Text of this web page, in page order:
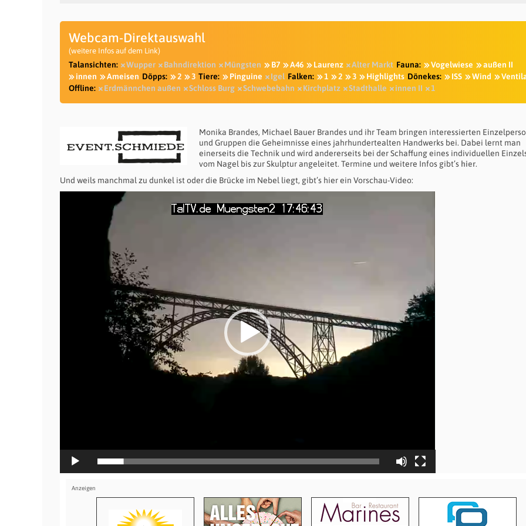
Webcam-Direktauswahl
(weitere Infos auf dem Link)
Talansichten: Wupper Bahndirektion Müngsten B7 A46 Laurenz Alter Markt Fauna: Vogelwiese
außen II
innen
Ameisen Döpps: 2 3 Tiere: Pinguine Igel Falken: 1 2 3 Highlights Dönekes: ISS Wind
Offline:
Erdmännchen außen Schloss Burg Schwebebahn Kirchplatz Stadthalle innen II 1
Monika Brandes, Michael Bauer Brandes und ihr Team bringen interessierten
und Gruppen die Geheimnisse eines jahrhundertealten Handwerks bei. Dabei lernt man
einerseits die Technik und wird andererseits bei der Schaffung eines individuellen
vom Nagel bis zur Skulptur angeleitet. Termine und weitere Infos gibt’s hier.
Und weils manchmal zu dunkel ist oder die Brücke im Nebel liegt, gibt’s hier ein Vorschau-Video: